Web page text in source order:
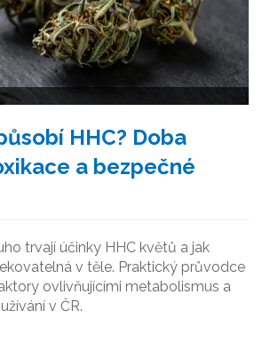
HHC? Doba
a bezpečné
trvají účinky HHC květů a jak
v těle. Praktický průvodce
ovlivňujícími metabolismus a
v ČR.